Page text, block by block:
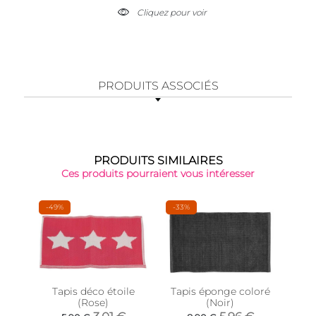
Cliquez pour voir
PRODUITS ASSOCIÉS
PRODUITS SIMILAIRES
Ces produits pourraient vous intéresser
-49%
Tapis déco étoile
(Rose)
-33%
Tapis éponge coloré
(Noir)